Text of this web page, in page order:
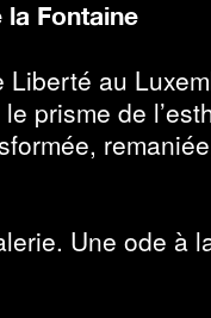
Fontaine
au
prisme de
Une ode à